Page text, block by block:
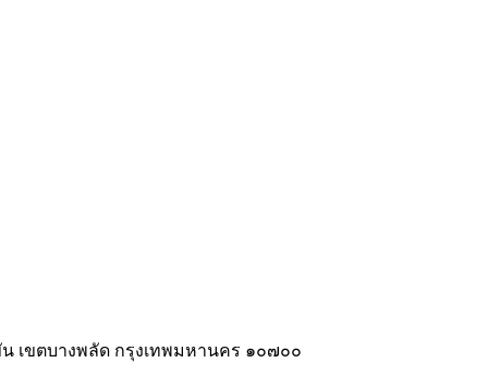
ขตบางพลัด กรุงเทพมหานคร ๑๐๗๐๐